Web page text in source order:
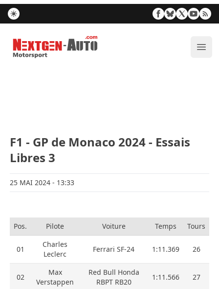
Nextgen-Auto.com
F1 - GP de Monaco 2024 - Essais
Libres 3
25 MAI 2024 - 13:33
Pos. Pilote Voiture Temps Tours
01
Charles
Leclerc
Ferrari SF-24 1:11.369 26
02
Max
Verstappen
Red Bull Honda
RBPT RB20
1:11.566 27